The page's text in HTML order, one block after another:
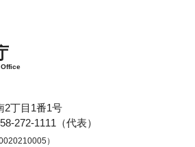
2丁目1番1号
272-1111（代表）
）